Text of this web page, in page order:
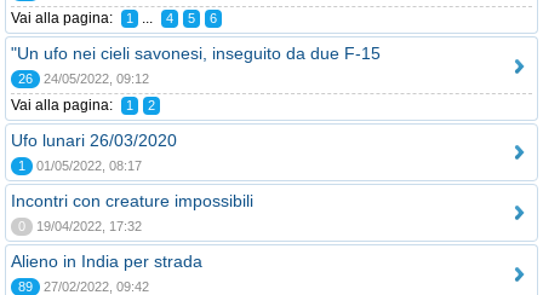
Vai alla pagina: 1 ... 4 5 6
"Un ufo nei cieli savonesi, inseguito da due F-15
26 24/05/2022, 09:12
Vai alla pagina: 1 2
Ufo lunari 26/03/2020
1 01/05/2022, 08:17
Incontri con creature impossibili
0 19/04/2022, 17:32
Alieno in India per strada
89 27/02/2022, 09:42